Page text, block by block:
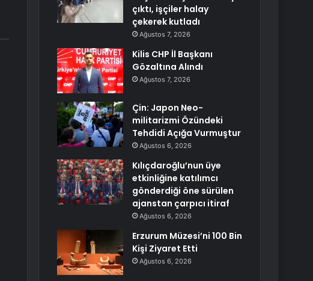
çıktı, işçiler halay
çekerek kutladı
Ağustos 7, 2026
Kilis CHP İl Başkanı
Gözaltına Alındı
Ağustos 7, 2026
Çin: Japon Neo-
militarizmi Özündeki
Tehdidi Açığa Vurmuştur
Ağustos 6, 2026
Kılıçdaroğlu’nun üye
etkinliğine katılımcı
gönderdiği öne sürülen
ajanstan çarpıcı itiraf
Ağustos 6, 2026
Erzurum Müzesi’ni 100 Bin
Kişi Ziyaret Etti
Ağustos 6, 2026